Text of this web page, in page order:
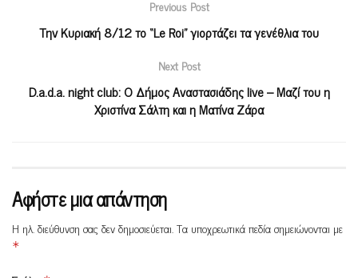
Previous Post
Την Κυριακή 8/12 το “Le Roi” γιορτάζει τα γενέθλια του
Next Post
D.a.d.a. night club: Ο Δήμος Αναστασιάδης live – Μαζί του η
Χριστίνα Σάλτη και η Ματίνα Ζάρα
Αφήστε μια απάντηση
Η ηλ. διεύθυνση σας δεν δημοσιεύεται.Τα υποχρεωτικά πεδία σημειώνονται με
*